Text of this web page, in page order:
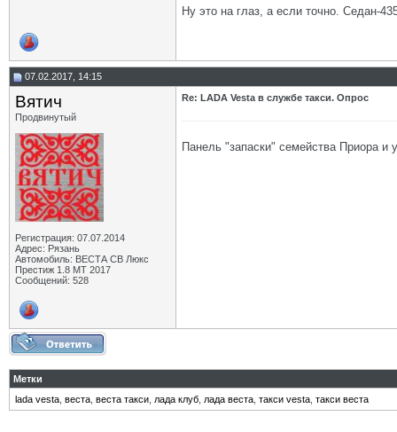
Ну это на глаз, а если точно. Седан-
07.02.2017, 14:15
Вятич
Продвинутый
Регистрация: 07.07.2014
Адрес: Рязань
Автомобиль: ВЕСТА СВ Люкс
Престиж 1.8 МТ 2017
Сообщений: 528
Re: LADA Vesta в службе такси. Опрос
Панель "запаски" семейства Приора и
Метки
lada vesta веста веста такси лада клуб лада веста такси vesta такси веста